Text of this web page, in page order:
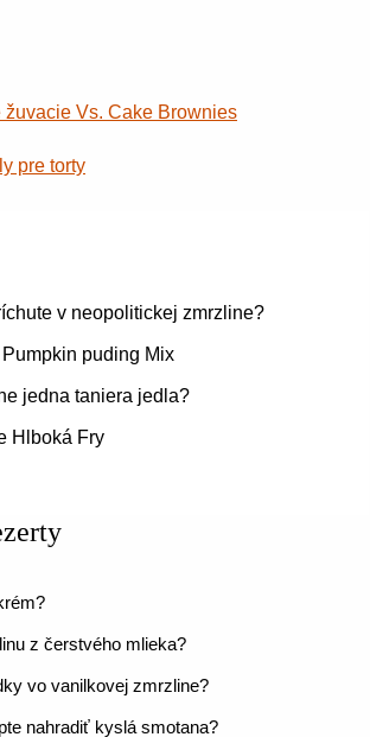
žuvacie Vs. Cake Brownies
pre torty
v neopolitickej zmrzline?
puding Mix
jedna taniera jedla?
Hlboká Fry
z čerstvého mlieka?
vo vanilkovej zmrzline?
nahradiť kyslá smotana?